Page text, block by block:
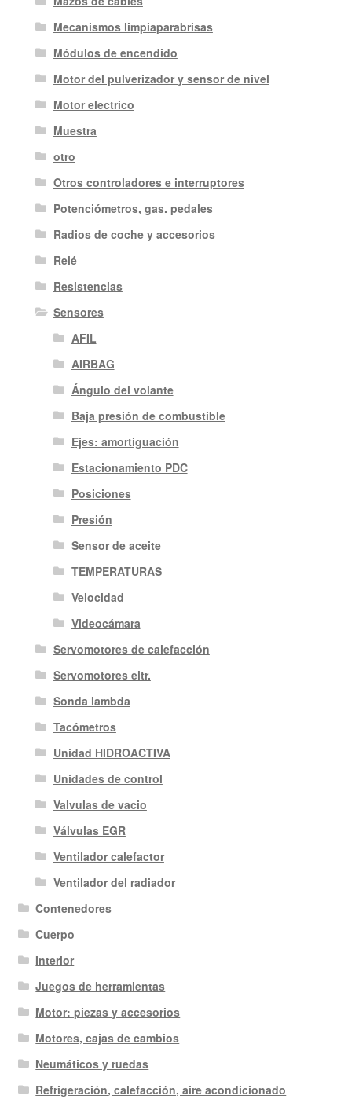
Mecanismos limpiaparabrisas
Módulos de encendido
Motor del pulverizador y sensor de nivel
Motor electrico
Muestra
otro
Otros controladores e interruptores
Potenciómetros, gas. pedales
Radios de coche y accesorios
Relé
Resistencias
Sensores
AFIL
AIRBAG
Ángulo del volante
Baja presión de combustible
Ejes: amortiguación
Estacionamiento PDC
Posiciones
Presión
Sensor de aceite
TEMPERATURAS
Velocidad
Videocámara
Servomotores de calefacción
Servomotores eltr.
Sonda lambda
Tacómetros
Unidad HIDROACTIVA
Unidades de control
Valvulas de vacio
Válvulas EGR
Ventilador calefactor
Ventilador del radiador
Contenedores
Cuerpo
Interior
Juegos de herramientas
Motor: piezas y accesorios
Motores, cajas de cambios
Neumáticos y ruedas
Refrigeración, calefacción, aire acondicionado